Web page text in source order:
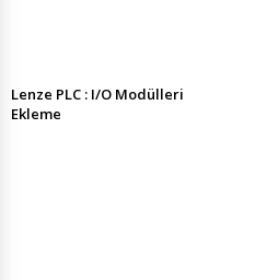
Lenze PLC : I/O Modülleri
Ekleme